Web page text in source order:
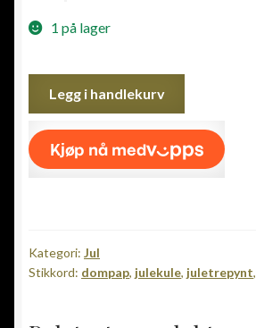
1 på lager
Julekule
antall
Legg i handlekurv
Kategori: Jul
Stikkord: dompap, julekule, juletrepynt,